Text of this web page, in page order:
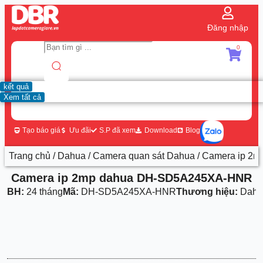
Đăng nhập
kết quả
Xem tất cả
0
Tạo báo giá Ưu đãi S.P đã xem Download Blog
Trang chủ / Dahua /Camera quan sát Dahua / Camera ip
Camera ip 2mp dahua DH-SD5A245XA-HNR
BH: 24 tháng Mã: DH-SD5A245XA-HNRThương hiệu: